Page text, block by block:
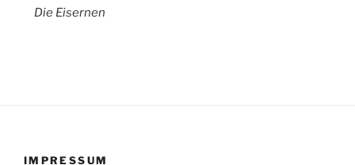
Die Eisernen
IMPRESSUM